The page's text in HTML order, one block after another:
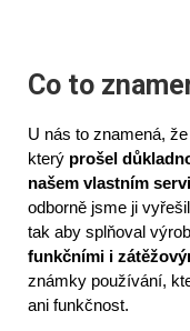
Co to
U nás to znamená,
který prošel
našem vlastním
odborně jsme ji
tak aby splňoval
funkčními i
známky používání,
ani funkčnost.